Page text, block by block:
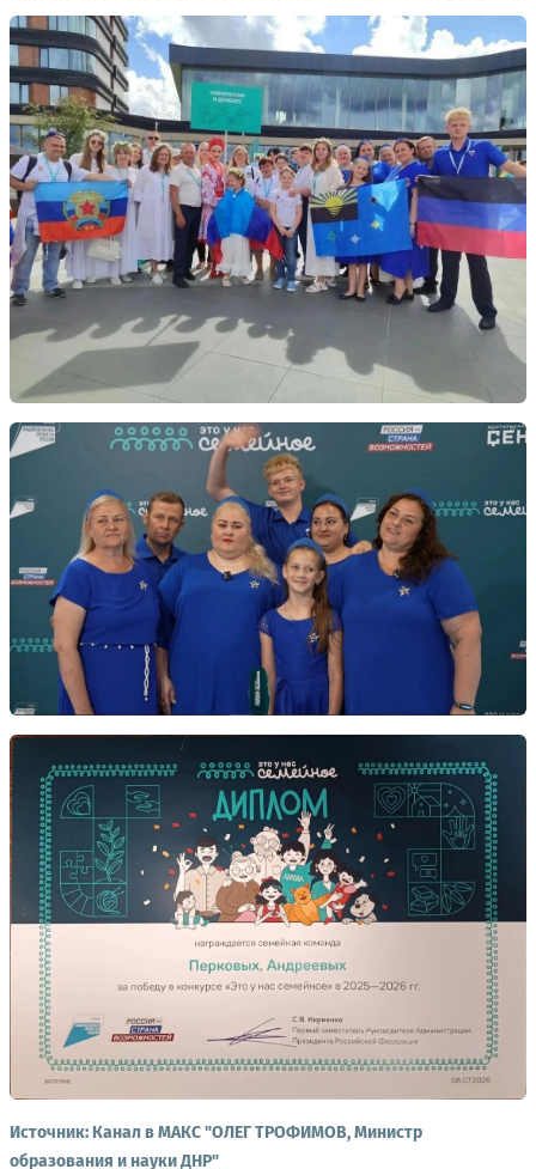
Источник: Канал в МАКС "ОЛЕГ ТРОФИМОВ, Министр
образования и науки ДНР"